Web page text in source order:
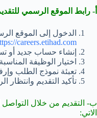
أ- رابط الموقع الرسمي
الدخول إلى الموقع
careers.etihad.com
إنشاء حساب جديد أو
اختيار الوظيفة
تعبئة نموذج الطلب
تأكيد التقديم وانتظار
ب- التقديم من خلال التواصل
الاتي: